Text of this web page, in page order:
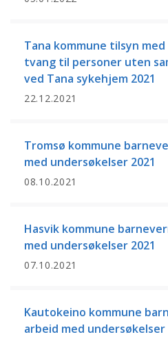
Tana kommune tilsyn
tvang til personer uten
ved Tana sykehjem 2021
22.12.2021
Tromsø kommune
med undersøkelser 2021
08.10.2021
Hasvik kommune
med undersøkelser 2021
07.10.2021
Kautokeino kommune
arbeid med undersøkelser